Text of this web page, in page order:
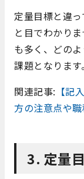
定量目標と違
と目でわかり
も多く、どの
課題となります。
関連記事: 【記
方の注意点や
3. 定量